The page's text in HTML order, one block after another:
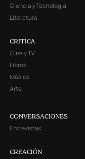
Ciencia y Tecnología
Literatura
CRITICA
Cine y TV
Libros
Música
Arte
CONVERSACIONES
Entrevistas
CREACIÓN